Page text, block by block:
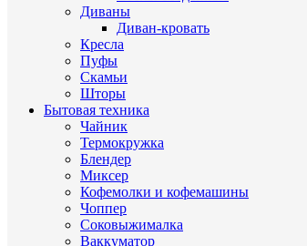
Диваны
Диван-кровать
Кресла
Пуфы
Скамьи
Шторы
Бытовая техника
Чайник
Термокружка
Блендер
Миксер
Кофемолки и кофемашины
Чоппер
Соковыжималка
Ваккуматор